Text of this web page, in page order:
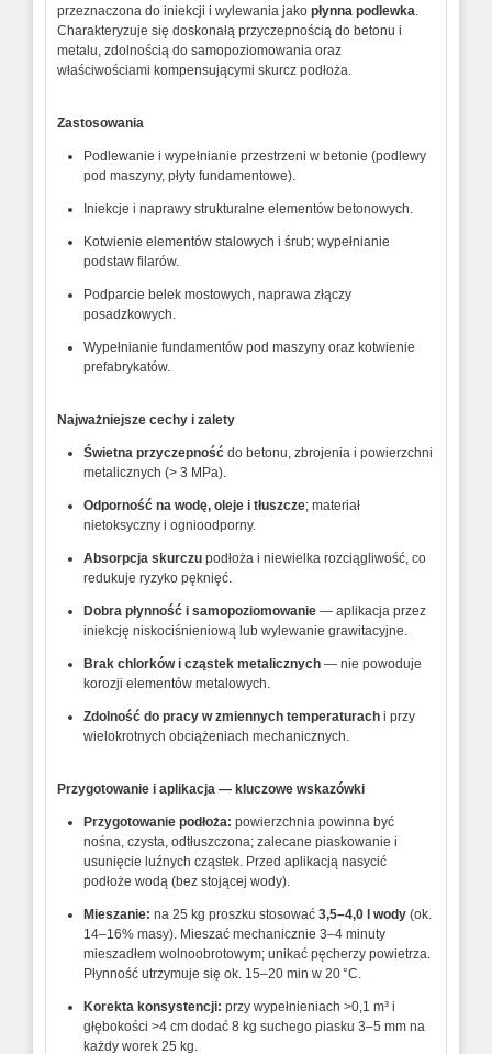
przeznaczona do iniekcji i wylewania jako płynna podlewka
Charakteryzuje się doskonałą przyczepnością do betonu
metalu, zdolnością do samopoziomowania
właściwościami kompensującymi skurcz podłoża.
Zastosowania
Podlewanie i wypełnianie przestrzeni w betonie
pod maszyny, płyty fundamentowe).
Iniekcje i naprawy strukturalne elementów betonowych.
Kotwienie elementów stalowych i śrub;
podstaw filarów.
Podparcie belek mostowych, naprawa
posadzkowych.
Wypełnianie fundamentów pod maszyny oraz
prefabrykatów.
Najważniejsze cechy i zalety
Świetna przyczepność do betonu, zbrojenia i
metalicznych (> 3 MPa).
Odporność na wodę, oleje i tłuszcze;
nietoksyczny i ognioodporny.
Absorpcja skurczu podłoża i niewielka rozciągliwość,
redukuje ryzyko pęknięć.
Dobra płynność i samopoziomowanie — aplikacja
iniekcję niskociśnieniową lub wylewanie grawitacyjne.
Brak chlorków i cząstek metalicznych — nie
korozji elementów metalowych.
Zdolność do pracy w zmiennych temperaturach i
wielokrotnych obciążeniach mechanicznych.
Przygotowanie i aplikacja — kluczowe wskazówki
Przygotowanie podłoża: powierzchnia powinna
nośna, czysta, odtłuszczona; zalecane piaskowanie
usunięcie luźnych cząstek. Przed aplikacją
podłoże wodą (bez stojącej wody).
Mieszanie: na 25 kg proszku stosować 3,5–4,0 wody
14–16% masy). Mieszać mechanicznie 3–4
mieszadłem wolnoobrotowym; unikać pęcherzy
Płynność utrzymuje się ok. 15–20 min w 20 °C.
Korekta konsystencji: przy wypełnieniach >0,1 m³
głębokości >4 cm dodać 8 kg suchego piasku 3–5 mm
każdy worek 25 kg.